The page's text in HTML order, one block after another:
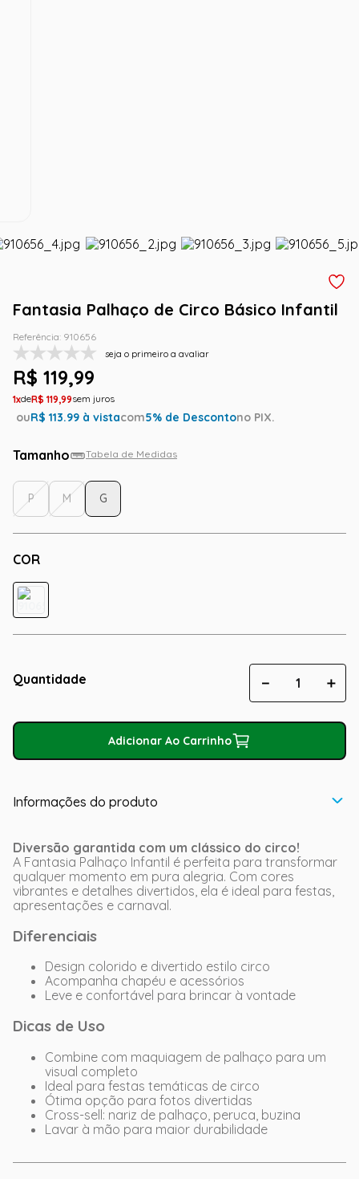
Fantasia Palhaço de Circo Básico Infantil
Referência: 910656
seja o primeiro a avaliar
R$ 119,99
1 R$ 119,99
ouR$ 113.99 à vistacom5% de Descontono PIX.
Tamanho Tabela de Medidas
COR
P M G
Quantidade ＋
－
Adicionar Ao Carrinho
Informações do produto
Diversão garantida com um clássico do circo!
A Fantasia Palhaço Infantil é perfeita para transformar
qualquer momento em pura alegria. Com cores
vibrantes e detalhes divertidos, ela é ideal para festas,
apresentações e carnaval.
Diferenciais
Design colorido e divertido estilo circo
Acompanha chapéu e acessórios
Leve e confortável para brincar à vontade
Dicas de Uso
Combine com maquiagem de palhaço para um
visual completo
Ideal para festas temáticas de circo
Ótima opção para fotos divertidas
Cross-sell: nariz de palhaço, peruca, buzina
Lavar à mão para maior durabilidade